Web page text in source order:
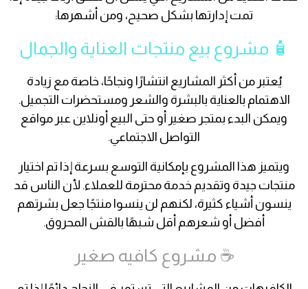
تمت إدارتها بشكل صحيح، ومن أشهرها:
🧴 مشروع بيع منتجات العناية والجمال
يُعتبر من أكثر المشاريع انتشارًا ونجاحًا، خاصة مع زيادة
الاهتمام بالعناية بالبشرة والشعر ومستحضرات التجميل.
ويمكن البدء بمتجر صغير أو حتى البيع أونلاين عبر مواقع
التواصل الاجتماعي.
ويتميز هذا المشروع بإمكانية التوسع بسرعة إذا تم اختيار
منتجات جيدة وتقديم خدمة محترمة للعملاء. لأن الناس قد
ينسون أشياء كثيرة، لكنهم لن ينسوا منتجًا جعل بشرتهم
أفضل أو شعرهم أقل شبهًا بالقش المحروق.
☕ مشروع كافيه صغير